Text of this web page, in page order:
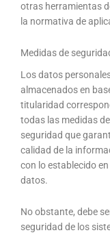
otras herramientas
la normativa de
Medidas de
Los datos
almacenados en
titularidad
todas las medidas
seguridad que
calidad de la
con lo establecido
datos.
No obstante, debe
seguridad de los